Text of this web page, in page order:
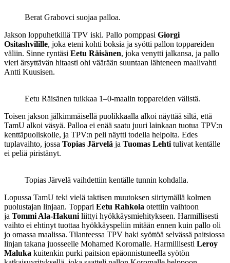
Berat Grabovci suojaa palloa.
Jakson loppuhetkillä TPV iski. Pallo pomppasi Giorgi
Ositashvilille, joka eteni kohti boksia ja syötti pallon toppareiden
väliin. Sinne ryntäsi Eetu Räisänen, joka venytti jalkansa, ja pallo
vieri ärsyttävän hitaasti ohi väärään suuntaan lähteneen maalivahti
Antti Kuusisen.
Eetu Räisänen tuikkaa 1–0-maalin toppareiden välistä.
Toisen jakson jälkimmäisellä puolikkaalla alkoi näyttää siltä, että
TamU alkoi väsyä. Palloa ei enää saatu juuri lainkaan tuotua TPV:n
kenttäpuoliskolle, ja TPV:n peli näytti todella helpolta. Edes
tuplavaihto, jossa Topias Järvelä ja Tuomas Lehti tulivat kentälle
ei peliä piristänyt.
Topias Järvelä vaihdettiin kentälle tunnin kohdalla.
Lopussa TamU teki vielä taktisen muutoksen siirtymällä kolmen
puolustajan linjaan. Toppari Eetu Rahkola otettiin vaihtoon
ja Tommi Ala-Hakuni liittyi hyökkäysmiehitykseen. Harmillisesti
vaihto ei ehtinyt tuottaa hyökkäyspeliin mitään ennen kuin pallo oli
jo omassa maalissa. Tilanteessa TPV haki syöttöä selvässä paitsiossa
linjan takana juosseelle Mohamed Koromalle. Harmillisesti Leroy
Maluka kuitenkin purki paitsion epäonnistuneella syötön